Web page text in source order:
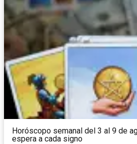
Horóscopo semanal del 3 al 9 de
espera a cada signo